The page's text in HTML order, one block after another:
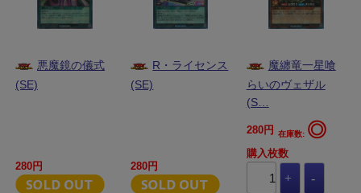
悪魔鏡の儀式
(SE)
280円
R・ライセンス
(SE)
280円
魔纏竜一星喰
らいのヴェザル
(S…
280円 在庫数: ◎
購入枚数